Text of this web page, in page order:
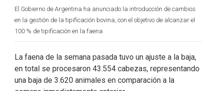
El Gobierno de Argentina ha anunciado la introducción de cambios
en la gestión de la tipificación bovina, con el objetivo de alcanzar el
100 % de tipificación en la faena
La faena de la semana pasada tuvo un ajuste a la baja,
en total se procesaron 43.554 cabezas, representando
una baja de 3.620 animales en comparación a la